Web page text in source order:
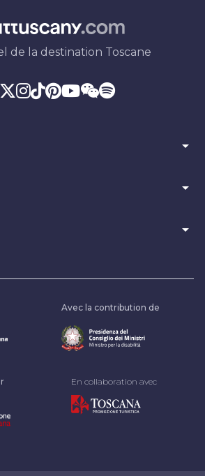
de la destination Toscane
arrow_drop_down
arrow_drop_down
arrow_drop_down
Avec la contribution de
En collaboration avec